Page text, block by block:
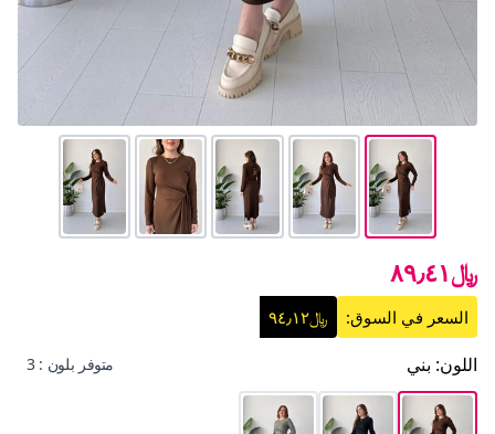
﷼٨٩٫٤١
السعر في السوق: ﷼٩٤٫١٢
اللون: بني متوفر بلون : 3